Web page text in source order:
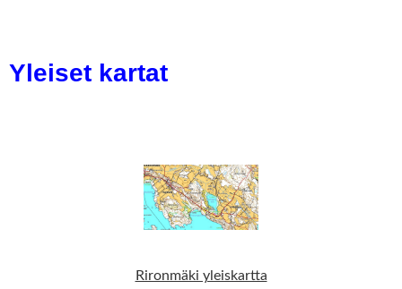
Yleiset kartat
Rironmäki yleiskartta